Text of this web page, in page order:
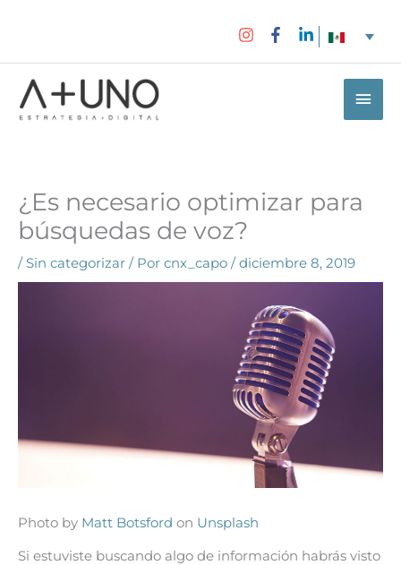
¿Es necesario optimizar para
búsquedas de voz?
/ Sin categorizar / Por cnx_capo /diciembre 8, 2019
Photo by Matt Botsford on Unsplash
Si estuviste buscando algo de información habrás visto